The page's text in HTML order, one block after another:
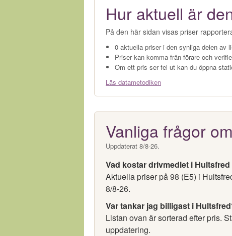
Hur aktuell är
På den här sidan visas priser
0 aktuella priser i den synliga delen av
Priser kan komma från förare och
Om ett pris ser fel ut kan du öppna
Läs datametodiken
Vanliga frågor
Uppdaterat 8/8-26.
Vad kostar drivmedlet i
Aktuella priser på 98 (E5) i
8/8-26.
Var tankar jag billigast i
Listan ovan är sorterad efter pris.
uppdatering.